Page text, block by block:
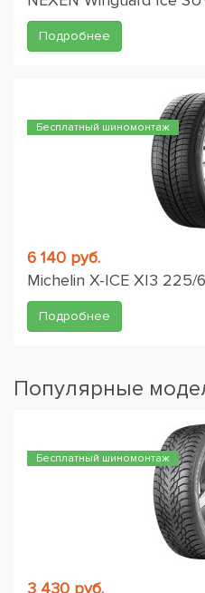
Подробнее
Бесплатный шиномонтаж
6 140 руб.
Michelin X-ICE XI3 225/
Подробнее
Популярные
Бесплатный шиномонтаж
3 430 руб.